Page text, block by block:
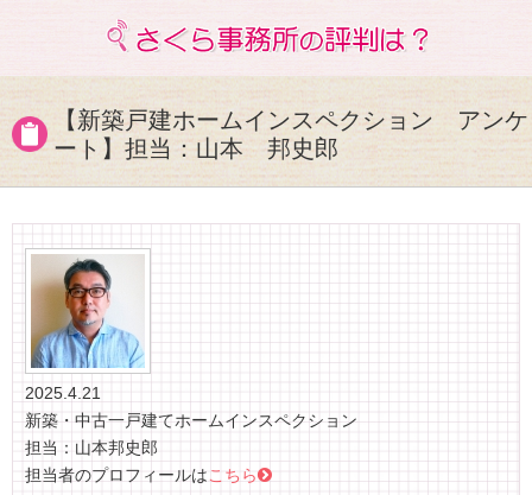
【新築戸建ホームインスペクション アンケ
ート】担当：山本 邦史郎
2025.4.21
新築・中古一戸建てホームインスペクション
担当：山本邦史郎
担当者のプロフィールはこちら